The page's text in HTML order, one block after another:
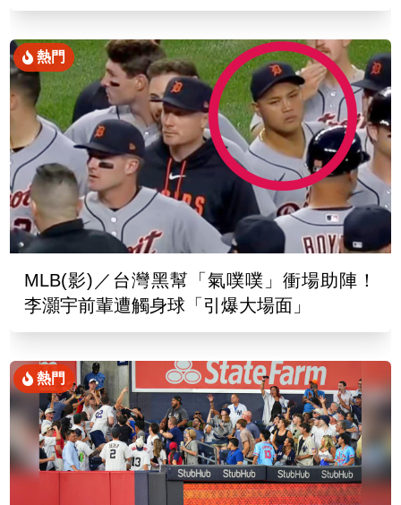
熱門
MLB(影)／台灣黑幫「氣噗噗」衝場助陣！
李灝宇前輩遭觸身球「引爆大場面」
熱門